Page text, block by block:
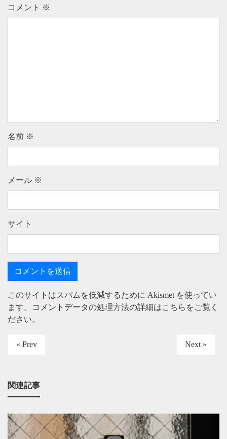
コメント ※
名前 ※
メール ※
サイト
このサイトはスパムを低減するために Akismet を使ってい
ます。
コメントデータの処理方法の詳細はこちらをご覧く
ださい。
« Prev Next »
関連記事